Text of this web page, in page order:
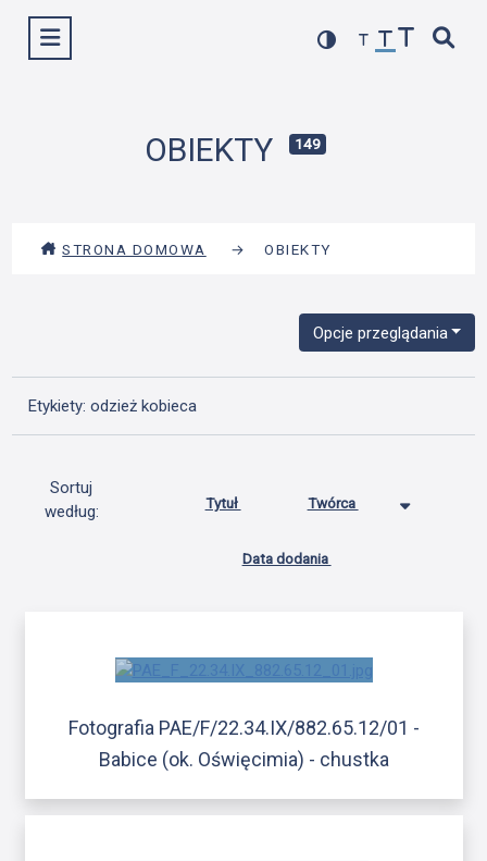
Wyświetl menu
OBIEKTY 149
STRONA DOMOWA → OBIEKTY
Opcje przeglądania
Etykiety: odzież kobieca
Sortuj
według:
Tytuł Twórca
Data dodania
Fotografia PAE/F/22.34.IX/882.65.12/01 -
Babice (ok. Oświęcimia) - chustka